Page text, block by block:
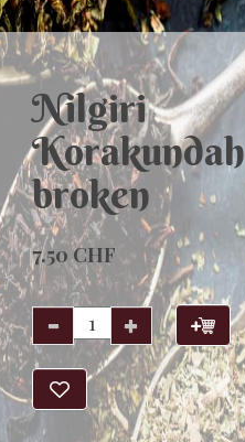
Nilgiri
Korakundah
broken
7.50 CHF